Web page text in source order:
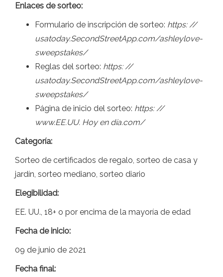
Enlaces de sorteo:
Formulario de inscripción de sorteo: https: //
usatoday.SecondStreetApp.com/ashleylove-
sweepstakes/
Reglas del sorteo: https: //
usatoday.SecondStreetApp.com/ashleylove-
sweepstakes/
Página de inicio del sorteo: https: //
www.EE.UU. Hoy en día.com/
Categoría:
Sorteo de certificados de regalo, sorteo de casa y
jardín, sorteo mediano, sorteo diario
Elegibilidad:
EE. UU., 18+ o por encima de la mayoría de edad
Fecha de inicio:
09 de junio de 2021
Fecha final: